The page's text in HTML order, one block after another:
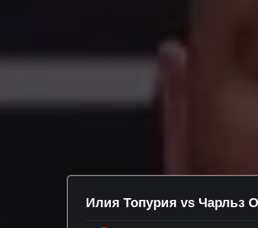
Илия Топурия vs Чарльз